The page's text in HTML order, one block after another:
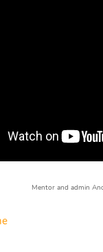
Mentor and admin